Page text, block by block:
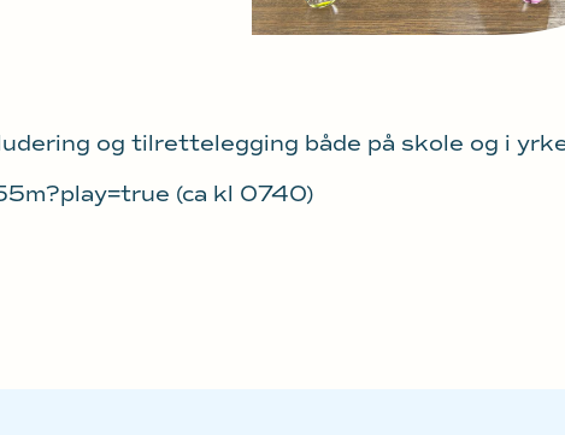
og tilrettelegging både på skole og i
(ca kl 0740)